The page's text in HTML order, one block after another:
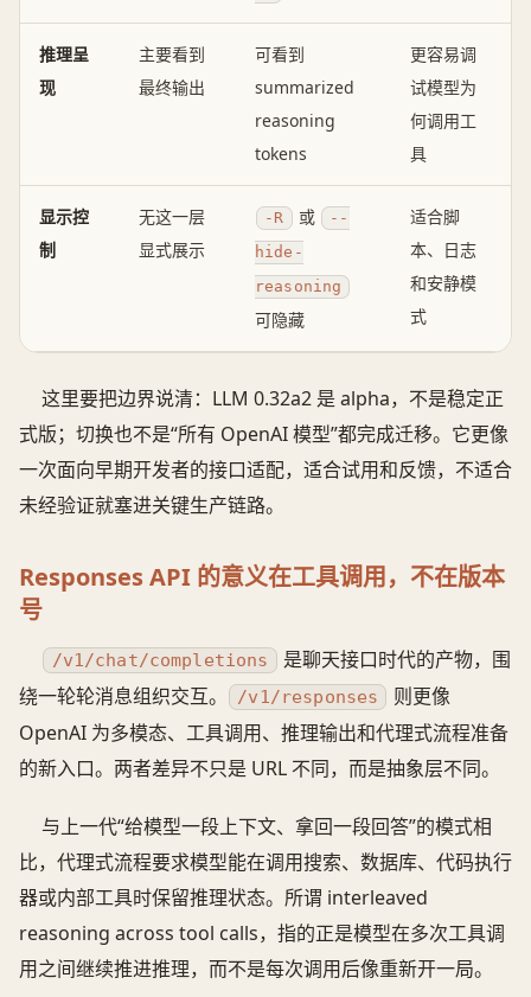
推理呈
现
主要看到
最终输出
可看到
summarized
reasoning
tokens
更容易调
试模型为
何调用工
具
显示控
制
无这一层
显式展示
-R 或
--
hide-
reasoning
可隐藏
适合脚
本、日志
和安静模
式
这里要把边界说清：LLM 0.32a2 是 alpha，不是稳定正
式版；切换也不是“所有 OpenAI 模型”都完成迁移。它更像
一次面向早期开发者的接口适配，适合试用和反馈，不适合
未经验证就塞进关键生产链路。
Responses API 的意义在工具调用，不在版本
号
/v1/chat/completions
是聊天接口时代的产物，围
绕一轮轮消息组织交互。
/v1/responses
则更像
OpenAI 为多模态、工具调用、推理输出和代理式流程准备
的新入口。两者差异不只是 URL 不同，而是抽象层不同。
与上一代“给模型一段上下文、拿回一段回答”的模式相
比，代理式流程要求模型能在调用搜索、数据库、代码执行
器或内部工具时保留推理状态。所谓 interleaved
reasoning across tool calls，指的正是模型在多次工具调
用之间继续推进推理，而不是每次调用后像重新开一局。